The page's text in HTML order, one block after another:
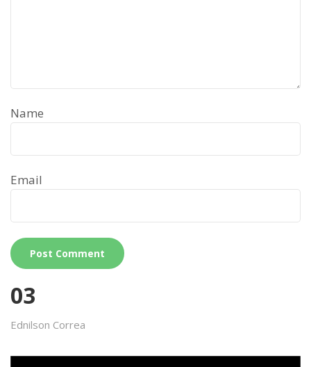
Name
Email
03
Ednilson Correa